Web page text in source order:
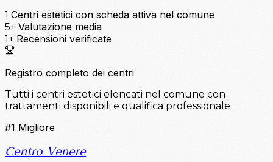
1 Centri estetici con scheda attiva nel comune
5+ Valutazione media
1+ Recensioni verificate
Registro completo dei centri
Tutti i centri estetici elencati nel comune con
trattamenti disponibili e qualifica professionale
#1 Migliore
Centro Venere